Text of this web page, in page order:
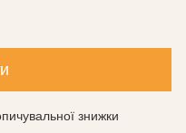
знижки